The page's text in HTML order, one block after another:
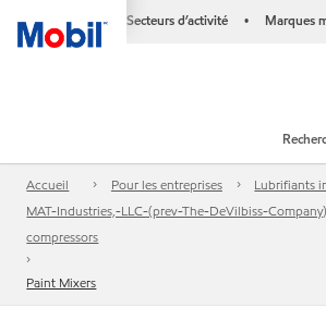
Secteurs d’activité • Marques
Accueil Pour les entreprises
Lubrifiants
MAT-Industries,-LLC-(prev-The-DeVilbiss-
compressors
Paint Mixers